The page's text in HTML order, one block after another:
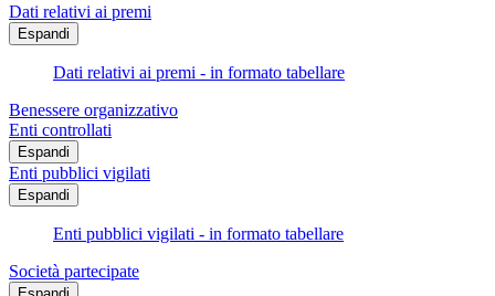
Dati relativi ai premi
Espandi
Dati relativi ai premi - in formato tabellare
Benessere organizzativo
Enti controllati
Espandi
Enti pubblici vigilati
Espandi
Enti pubblici vigilati - in formato tabellare
Società partecipate